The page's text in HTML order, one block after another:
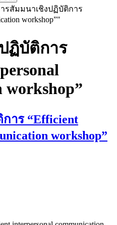
ารสัมมนาเชิงปฏิบัติการ
workshop”"
ฏิบัติการ
workshop”
าร “Efficient
workshop”